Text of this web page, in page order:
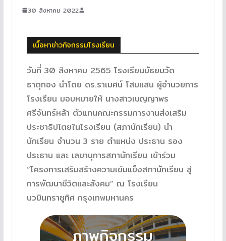
30 สิงหาคม 2022
เนื้อหาข่าวกิจกรรมโรงเรียน
วันที่ 30 สิงหาคม 2565 โรงเรียนมัธยมวัด
ธาตุทอง นำโดย ดร.ราเมศน์ โสมแสน ผู้อำนวยการ
โรงเรียน มอบหมายให้ นางสาวเบญญาพร
ศรีจันทร์หล้า ตัวแทนคณะกรรมการงานส่งเสริม
ประชาธิปไตยในโรงเรียน (สภานักเรียน) นำ
นักเรียน จำนวน 3 ราย ตำแหน่ง ประธาน รอง
ประธาน และ เลขานุการสภานักเรียน เข้าร่วม
“โครงการเสริมสร้างความเข้มแข็งสภานักเรียน สู่
การพัฒนาชีวิตและสังคม” ณ โรงเรียน
นวมินทราชูทิศ กรุงเทพมหานคร